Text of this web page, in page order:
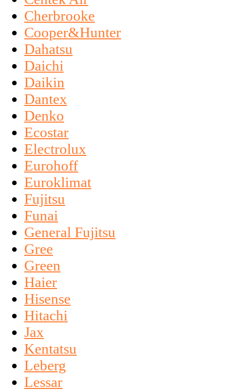
Cherbrooke
Cooper&Hunter
Dahatsu
Daichi
Daikin
Dantex
Denko
Ecostar
Electrolux
Eurohoff
Euroklimat
Fujitsu
Funai
General Fujitsu
Gree
Green
Haier
Hisense
Hitachi
Jax
Kentatsu
Leberg
Lessar